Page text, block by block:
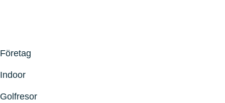
Företag
Indoor
Golfresor